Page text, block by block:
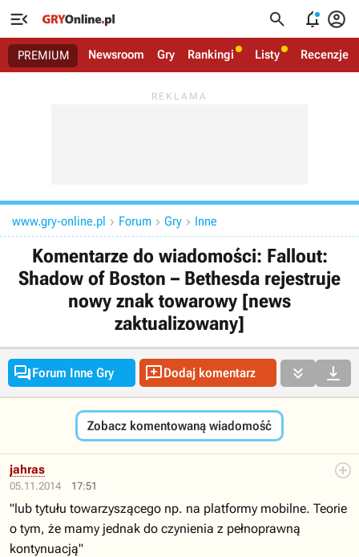
   
PREMIUM Newsroom Gry Rankingi Listy Recenzje
www.gry-online.pl  Forum  Gry  Inne
Komentarze do wiadomości: Fallout:
Shadow of Boston – Bethesda rejestruje
nowy znak towarowy [news
zaktualizowany]
Forum Inne Gry Dodaj komentarz  
Zobacz komentowaną wiadomość
05.11.2014 17:51
jahras
"lub tytułu towarzyszącego np. na platformy mobilne. Teorie
o tym, że mamy jednak do czynienia z pełnoprawną
kontynuacją"